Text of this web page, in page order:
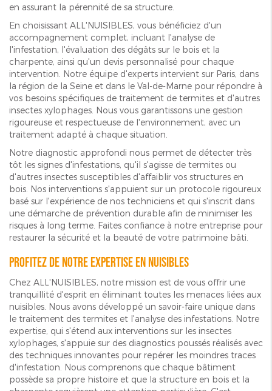
en assurant la pérennité de sa structure.
En choisissant ALL'NUISIBLES, vous bénéficiez d'un
accompagnement complet, incluant l'analyse de
l'infestation, l'évaluation des dégâts sur le bois et la
charpente, ainsi qu'un devis personnalisé pour chaque
intervention. Notre équipe d'experts intervient sur Paris, dans
la région de la Seine et dans le Val-de-Marne pour répondre à
vos besoins spécifiques de traitement de termites et d'autres
insectes xylophages. Nous vous garantissons une gestion
rigoureuse et respectueuse de l'environnement, avec un
traitement adapté à chaque situation.
Notre diagnostic approfondi nous permet de détecter très
tôt les signes d'infestations, qu'il s'agisse de termites ou
d'autres insectes susceptibles d'affaiblir vos structures en
bois. Nos interventions s'appuient sur un protocole rigoureux
basé sur l'expérience de nos techniciens et qui s'inscrit dans
une démarche de prévention durable afin de minimiser les
risques à long terme. Faites confiance à notre entreprise pour
restaurer la sécurité et la beauté de votre patrimoine bâti.
Profitez de notre expertise en nuisibles
Chez ALL'NUISIBLES, notre mission est de vous offrir une
tranquillité d'esprit en éliminant toutes les menaces liées aux
nuisibles. Nous avons développé un savoir-faire unique dans
le traitement des termites et l'analyse des infestations. Notre
expertise, qui s'étend aux interventions sur les insectes
xylophages, s'appuie sur des diagnostics poussés réalisés avec
des techniques innovantes pour repérer les moindres traces
d'infestation. Nous comprenons que chaque bâtiment
possède sa propre histoire et que la structure en bois et la